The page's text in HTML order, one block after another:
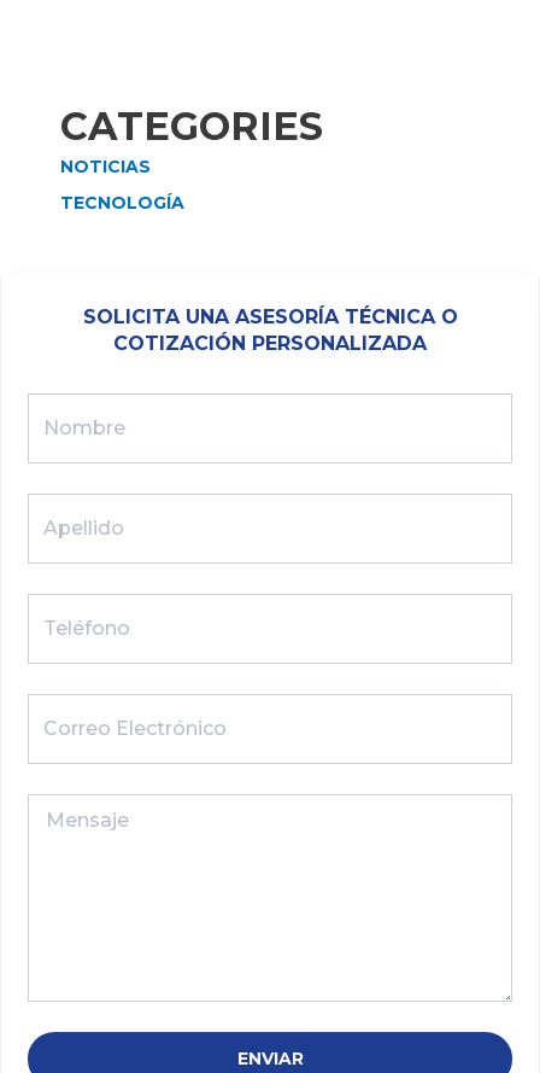
CATEGORIES
NOTICIAS
TECNOLOGÍA
SOLICITA UNA ASESORÍA TÉCNICA O
COTIZACIÓN PERSONALIZADA
ENVIAR